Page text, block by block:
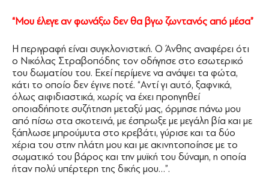
“Μου έλεγε αν φωνάξω δεν θα βγω ζωντανός από μέσα”
Η περιγραφή είναι συγκλονιστική. Ο Άνθης αναφέρει ότι
ο Νικόλας Στραβοπόδης τον οδήγησε στο εσωτερικό
του δωματίου του. Εκεί περίμενε να ανάψει τα φώτα,
κάτι το οποίο δεν έγινε ποτέ. “Αντί γι αυτό, ξαφνικά,
όλως αιφιδιαστικά, χωρίς να έχει προηγηθεί
οποιαδήποτε συζήτηση μεταξύ μας, όρμησε πάνω μου
από πίσω στα σκοτεινά, με έσπρωξε με μεγάλη βία και με
ξάπλωσε μπρούμυτα στο κρεβάτι, γύρισε και τα δύο
χέρια του στην πλάτη μου και με ακινητοποίησε με το
σωματικό του βάρος και την μυϊκή του δύναμη, η οποία
ήταν πολύ υπέρτερη της δικής μου…”.